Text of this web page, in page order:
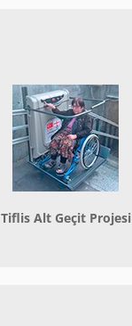
Tiflis Alt Geçit Projesi